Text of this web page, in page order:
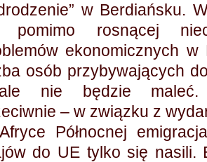
w Berdiańsku.
pomimo rosnącej
ekonomicznych w
osób przybywających
nie będzie maleć.
– w związku z
Północnej
do UE tylko się nasili.